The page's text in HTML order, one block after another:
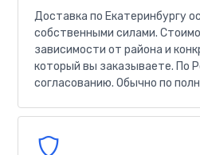
Доставка по Екатеринбургу
собственными силами.
зависимости от района и
который вы заказываете. По
согласованию. Обычно по